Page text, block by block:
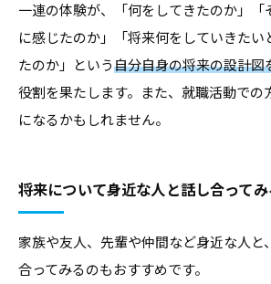
一連の体験が、「何をしてきたのか」「
に感じたのか」「将来何をしていきたい
たのか」という自分自身の将来の設計図
役割を果たします。また、就職活動での
になるかもしれません。
将来について身近な人と話し合ってみ
家族や友人、先輩や仲間など身近な人と
合ってみるのもおすすめです。